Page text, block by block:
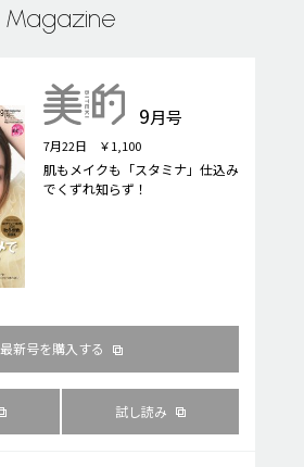
Magazine
9月号
7月22日 ￥1,100
肌もメイクも「スタミナ」仕込み
でくずれ知らず！
最新号を購入する
試し読み